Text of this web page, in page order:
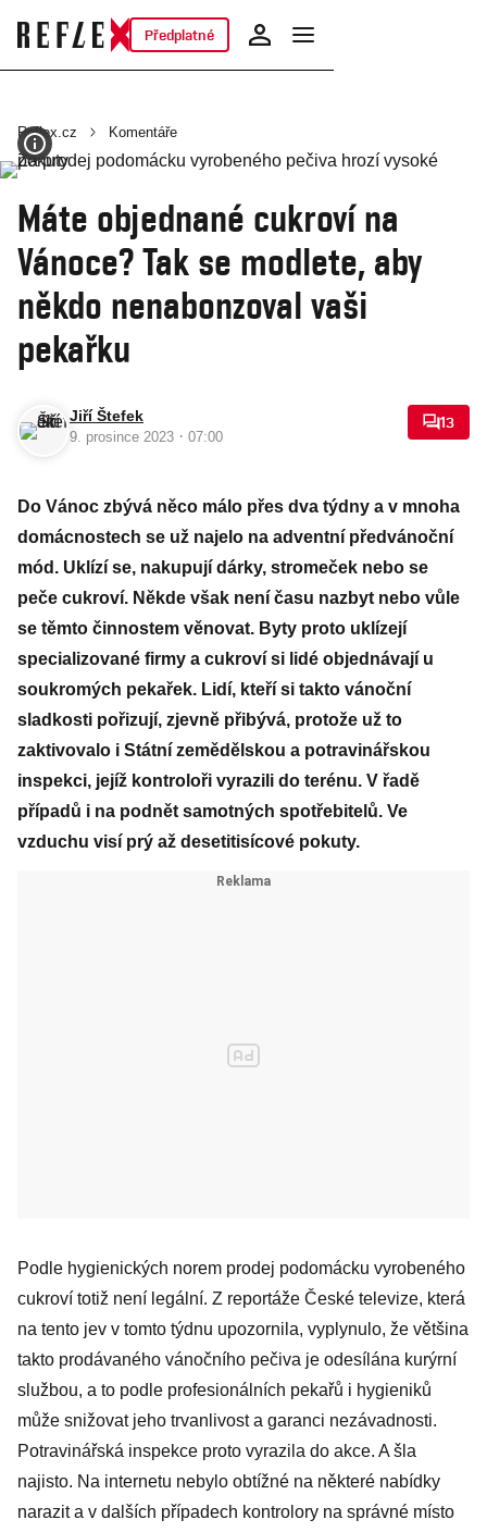
Předplatné
Reflex.cz Komentáře
Máte objednané cukroví na
Vánoce? Tak se modlete, aby
někdo nenabonzoval vaši
pekařku
Jiří Štefek
9. prosince 2023 · 07:00
13
Do Vánoc zbývá něco málo přes dva týdny a v mnoha
domácnostech se už najelo na adventní předvánoční
mód. Uklízí se, nakupují dárky, stromeček nebo se
peče cukroví. Někde však není času nazbyt nebo vůle
se těmto činnostem věnovat. Byty proto uklízejí
specializované firmy a cukroví si lidé objednávají u
soukromých pekařek. Lidí, kteří si takto vánoční
sladkosti pořizují, zjevně přibývá, protože už to
zaktivovalo i Státní zemědělskou a potravinářskou
inspekci, jejíž kontroloři vyrazili do terénu. V řadě
případů i na podnět samotných spotřebitelů. Ve
vzduchu visí prý až desetitisícové pokuty.
Podle hygienických norem prodej podomácku vyrobeného
cukroví totiž není legální. Z reportáže České televize, která
na tento jev v tomto týdnu upozornila, vyplynulo, že většina
takto prodávaného vánočního pečiva je odesílána kurýrní
službou, a to podle profesionálních pekařů i hygieniků
může snižovat jeho trvanlivost a garanci nezávadnosti.
Potravinářská inspekce proto vyrazila do akce. A šla
najisto. Na internetu nebylo obtížné na některé nabídky
narazit a v dalších případech kontrolory na správné místo